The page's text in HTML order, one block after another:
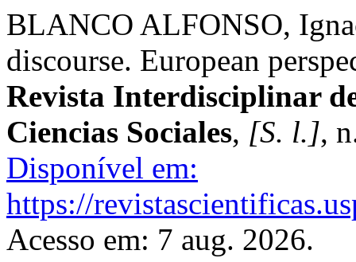
BLANCO ALFONSO,
discourse. European
Revista Interdisciplinar
Ciencias Sociales, [S. l.],
Disponível em:
https://
Acesso em: 7 aug. 2026.